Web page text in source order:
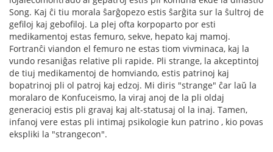
Song. Kaj ĉi tiu morala ŝarĝopezo estis ŝarĝita sur la ŝultroj de
gefiloj kaj gebofiloj. La plej ofta korpoparto por esti
medikamentoj estas femuro, sekve, hepato kaj mamoj.
Fortranĉi viandon el femuro ne estas tiom vivminaca, kaj la
vundo resaniĝas relative pli rapide. Pli strange, la akceptintoj
de tiuj medikamentoj de homviando, estis patrinoj kaj
bopatrinoj pli ol patroj kaj edzoj. Mi diris "strange" ĉar laŭ la
moralaro de Konfuceismo, la viraj anoj de la pli oldaj
generacioj estis pli gravaj kaj alt-statusaj ol la inaj. Tamen,
infanoj vere estas pli intimaj psikologie kun patrino , kio povas
ekspliki la "strangecon".